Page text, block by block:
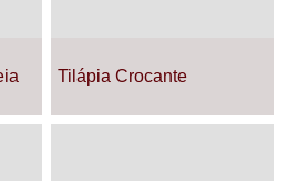
Tilápia Crocante